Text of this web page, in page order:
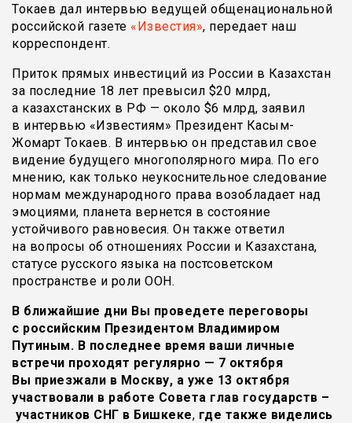
Токаев дал интервью ведущей общенациональной
российской газете «Известия», передает наш
корреспондент.
Приток прямых инвестиций из России в Казахстан
за последние 18 лет превысил $20 млрд,
а казахстанских в РФ — около $6 млрд, заявил
в интервью «Известиям» Президент Касым-
Жомарт Токаев. В интервью он представил свое
видение будущего многополярного мира. По его
мнению, как только неукоснительное следование
нормам международного права возобладает над
эмоциями, планета вернется в состояние
устойчивого равновесия. Он также ответил
на вопросы об отношениях России и Казахстана,
статусе русского языка на постсоветском
пространстве и роли ООН.
В ближайшие дни Вы проведете переговоры
с российским Президентом Владимиром
Путиным. В последнее время ваши личные
встречи проходят регулярно — 7 октября
Вы приезжали в Москву, а уже 13 октября
участвовали в работе Совета глав государств –
участников СНГ в Бишкеке, где также виделись